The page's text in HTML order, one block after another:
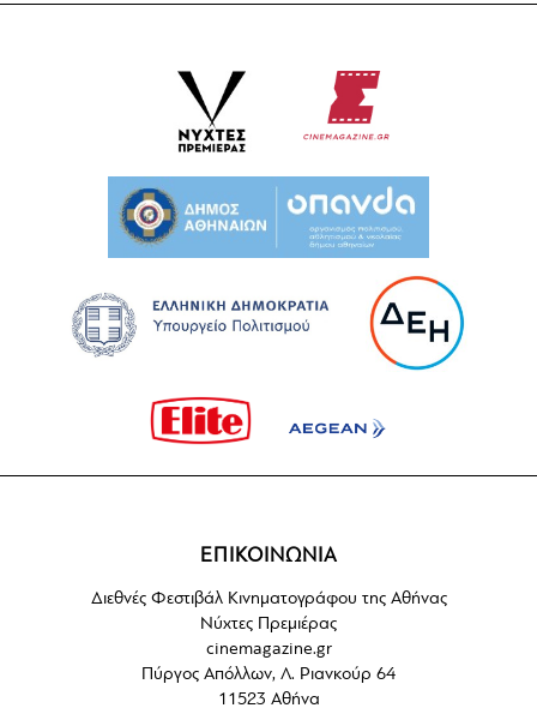
ΕΠΙΚΟΙΝΩΝΙΑ
Διεθνές Φεστιβάλ Κινηματογράφου της Αθήνας
Νύχτες Πρεμιέρας
cinemagazine.gr
Πύργος Απόλλων, Λ. Ριανκούρ 64
11523 Αθήνα